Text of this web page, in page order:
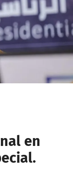
en